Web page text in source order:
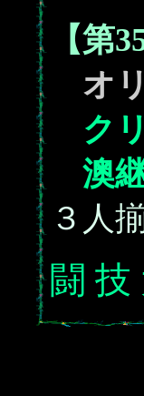
【第
オ
ク
澳
３人
闘 技